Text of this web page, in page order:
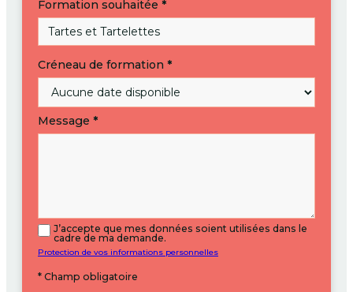
Formation souhaitée *
Créneau de formation *
Message *
J’accepte que mes données soient utilisées dans le
cadre de ma demande.
Protection de vos informations personnelles
* Champ obligatoire